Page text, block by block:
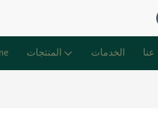
المنتجات الخدمات عنا